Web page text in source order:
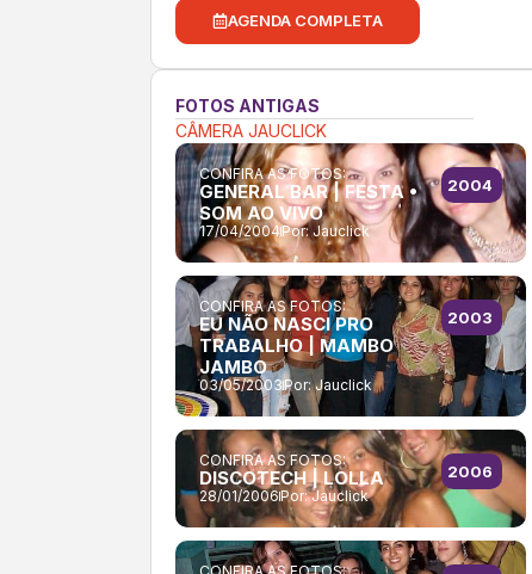
AGENDA COMPLETA
FOTOS ANTIGAS
CÂMERA JAUCLICK
CONFIRA AS FOTOS:
GENERAL BAR | FESTA •
SOM AO VIVO
17/04/2004Por:Jauclick
2004
CONFIRA AS FOTOS:
EU NÃO NASCI PRO
TRABALHO | MAMBO
JAMBO
03/05/2003Por:Jauclick
2003
CONFIRA AS FOTOS:
DISCOTECH | LOLLA
28/01/2006Por:Jauclick
2006